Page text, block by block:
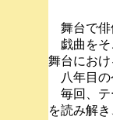
舞台で俳
戯曲をそ
舞台にお
八年目の
毎回、テ
を読み解